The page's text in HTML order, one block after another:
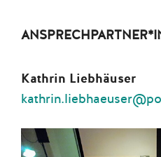
Kathrin Liebhäuser